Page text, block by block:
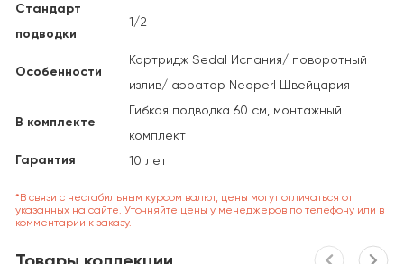
Стандарт
подводки
1/2
Особенности
Картридж Sedal Испания/ поворотный
излив/ аэратор Neoperl Швейцария
В комплекте
Гибкая подводка 60 см, монтажный
комплект
Гарантия 10 лет
*В связи с нестабильным курсом валют, цены могут отличаться от
указанных на сайте. Уточняйте цены у менеджеров по телефону или в
комментарии к заказу.